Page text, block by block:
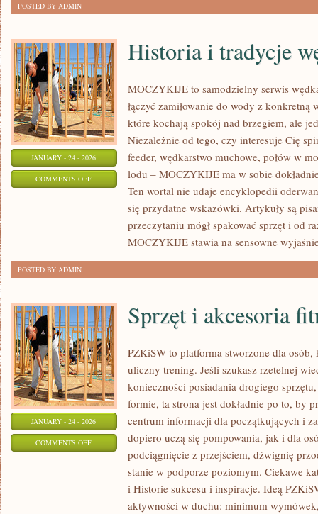
POSTED BY ADMIN
JANUARY - 24 - 2026
COMMENTS OFFON
WĘDKARSKIE
Historia i tradycje
MOCZYKIJE to samodzielny serwis
łączyć zamiłowanie do wody z konkretną
które kochają spokój nad brzegiem, ale
Niezależnie od tego, czy interesuje Cię
feeder, wędkarstwo muchowe, połów w
lodu – MOCZYKIJE ma w sobie
Ten wortal nie udaje encyklopedii
się przydatne wskazówki. Artykuły są
przeczytaniu mógł spakować sprzęt i od
MOCZYKIJE stawia na sensowne
POSTED BY ADMIN
JANUARY - 24 - 2026
COMMENTS OFFON
AKCESORIA
Sprzęt i akcesoria
PZKiSW to platforma stworzone dla
uliczny trening. Jeśli szukasz rzetelnej
konieczności posiadania drogiego
formie, ta strona jest dokładnie po to, by
centrum informacji dla początkujących i
dopiero uczą się pompowania, jak i dla
podciągnięcie z przejściem, dźwignię
stanie w podporze poziomym. Ciekawe
i Historie sukcesu i inspiracje. Ideą
aktywności w duchu: minimum